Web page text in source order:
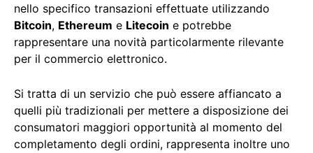
nello specifico transazioni effettuate utilizzando
Bitcoin, Ethereum e Litecoin e potrebbe
rappresentare una novità particolarmente rilevante
per il commercio elettronico.
Si tratta di un servizio che può essere affiancato a
quelli più tradizionali per mettere a disposizione dei
consumatori maggiori opportunità al momento del
completamento degli ordini, rappresenta inoltre uno